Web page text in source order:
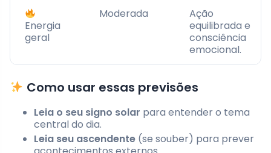
Energia
geral
Moderada
Ação
equilibrada e
consciência
emocional.
Como usar essas previsões
Leia o seu signo solar para entender o tema
central do dia.
Leia seu ascendente (se souber) para prever